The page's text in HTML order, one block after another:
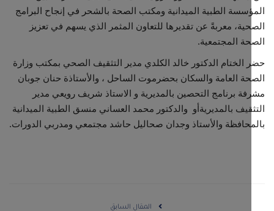
الطبية الميدانية ومكتب الصحة بالشحر في إنجاح البرامج
معربةً عن تقديرها للتعاون المثمر الذي يسهم في تعزيز
المجتمعية.
الختام الدكتور خالد الكلدي مدير التثقيف الصحي بمكتب وزارة
العامة والسكان بحضرموت الساحل ، والأستاذة حنان جوبان
برنامج التحصين بالمديرية و الاستاذ شريف رويعي مدير
بالمديريةأو والدكتور محمد العساني منسق الطبية الميدانية
والأستاذ وجدان صحاليل حاشد مجتمعي ومدربي الدورات.
المقال السابق